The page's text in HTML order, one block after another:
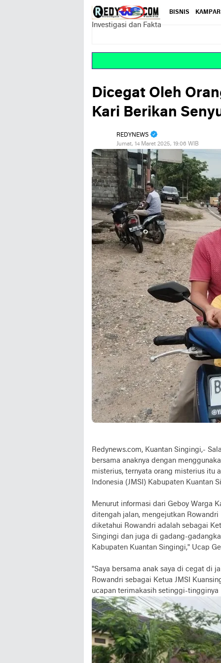
Investigasi dan Fakta
BISNIS KAMPAR
Dicegat Oleh
Kari Berikan
REDYNEWS
Jumat, 14 Maret 2025, 19:06 WIB
Redynews.com, Kuantan Singingi,-
bersama anaknya dengan
misterius, ternyata orang misterius itu
Indonesia (JMSI) Kabupaten Kuantan
Menurut informasi dari Geboy Warga
ditengah jalan, mengejutkan
diketahui Rowandri adalah sebagai
Singingi dan juga di gadang-
Kabupaten Kuantan Singingi," Ucap
"Saya bersama anak saya di cegat di
Rowandri sebagai Ketua JMSI
ucapan terimakasih setinggi-tingginya